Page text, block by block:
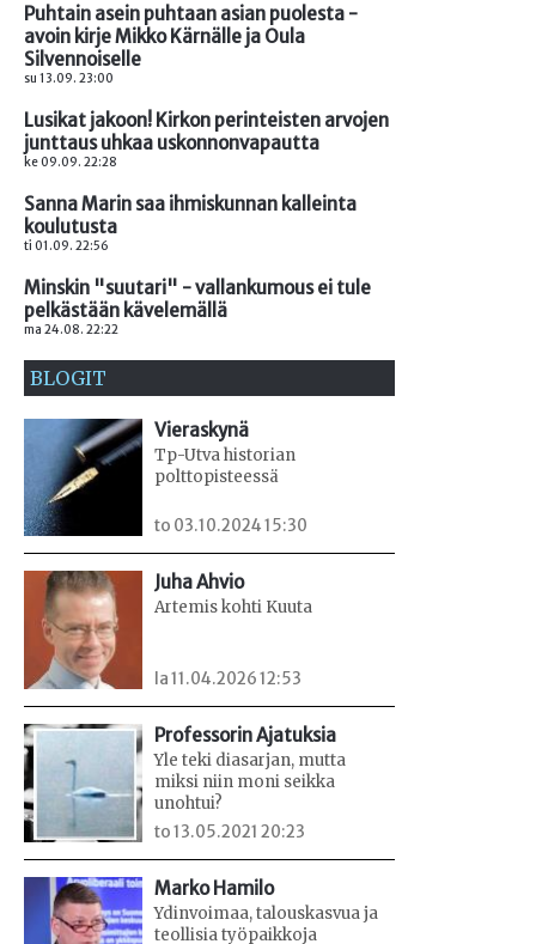
Puhtain asein puhtaan asian puolesta -
avoin kirje Mikko Kärnälle ja Oula
Silvennoiselle
su 13.09. 23:00
Lusikat jakoon! Kirkon perinteisten arvojen
junttaus uhkaa uskonnonvapautta
ke 09.09. 22:28
Sanna Marin saa ihmiskunnan kalleinta
koulutusta
ti 01.09. 22:56
Minskin "suutari" - vallankumous ei tule
pelkästään kävelemällä
ma 24.08. 22:22
BLOGIT
Vieraskynä
Tp-Utva historian
polttopisteessä
to 03.10.2024 15:30
Juha Ahvio
Artemis kohti Kuuta
la 11.04.2026 12:53
Professorin Ajatuksia
Yle teki diasarjan, mutta
miksi niin moni seikka
unohtui?
to 13.05.2021 20:23
Marko Hamilo
Ydinvoimaa, talouskasvua ja
teollisia työpaikkoja